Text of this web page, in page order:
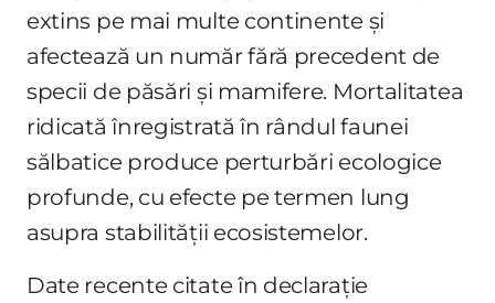
extins pe mai multe continente și
afectează un număr fără precedent de
specii de păsări și mamifere. Mortalitatea
ridicată înregistrată în rândul faunei
sălbatice produce perturbări ecologice
profunde, cu efecte pe termen lung
asupra stabilității ecosistemelor.
Date recente citate în declarație